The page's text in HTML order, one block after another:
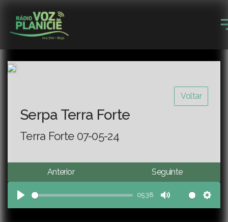
Voltar
Serpa Terra Forte
Terra Forte 07-05-24
Anterior Seguinte
Play
05:38
Mute